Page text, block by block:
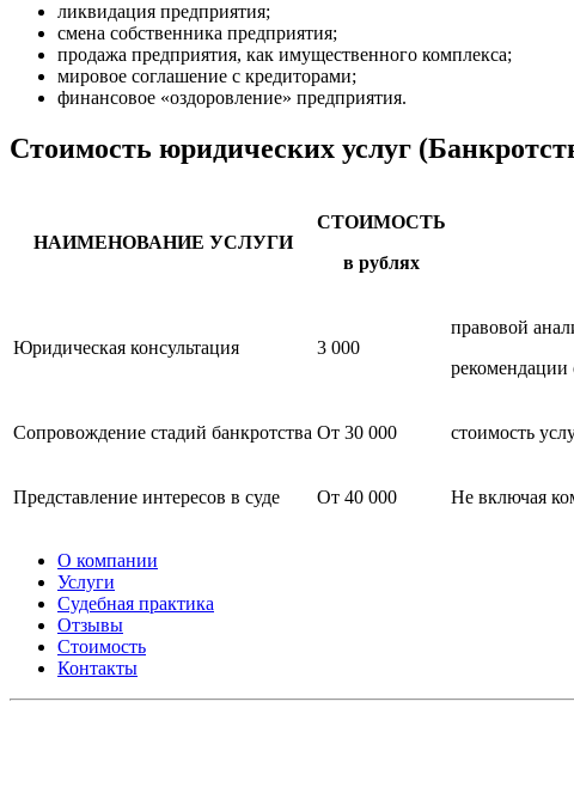
ликвидация предприятия;
смена собственника предприятия;
продажа предприятия, как имущественного комплекса;
мировое соглашение с кредиторами;
финансовое «оздоровление» предприятия.
Стоимость юридических услуг
НАИМЕНОВАНИЕ УСЛУГИ
СТОИМОСТЬ
в рублях
Юридическая консультация 3 000
правовой
Сопровождение стадий банкротства От 30 000 стоимость
Представление интересов в суде От 40 000 Не включая
О компании
Услуги
Судебная практика
Отзывы
Стоимость
Контакты